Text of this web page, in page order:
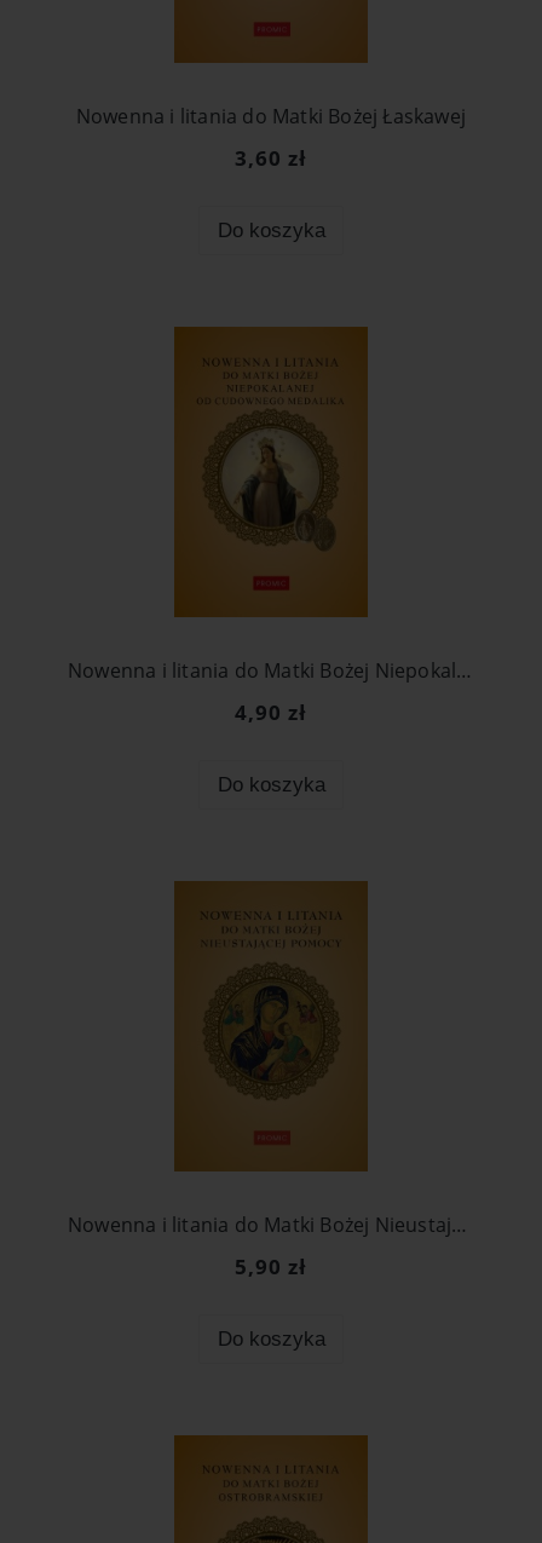
Nowenna i litania do Matki Bożej Łaskawej
3,60 zł
Do koszyka
Nowenna i litania do Matki Bożej Niepokalanej od Cudownego Medalika
4,90 zł
Do koszyka
Nowenna i litania do Matki Bożej Nieustającej Pomocy
5,90 zł
Do koszyka